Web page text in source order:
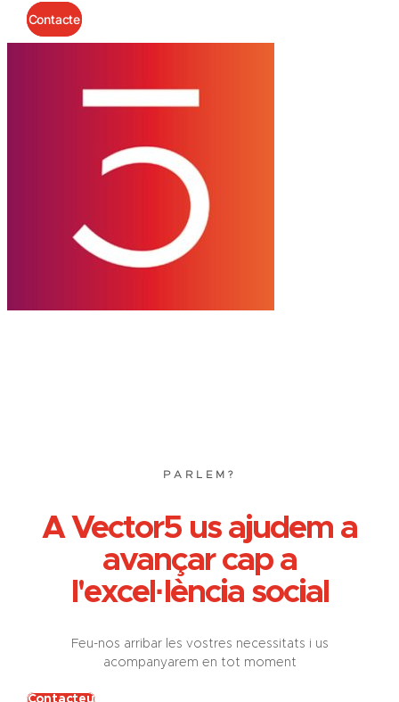
Contacte
PARLEM?
A Vector5 us ajudem a
avançar cap a
l'excel·lència social
Feu-nos arribar les vostres necessitats i us
acompanyarem en tot moment
Contacteu